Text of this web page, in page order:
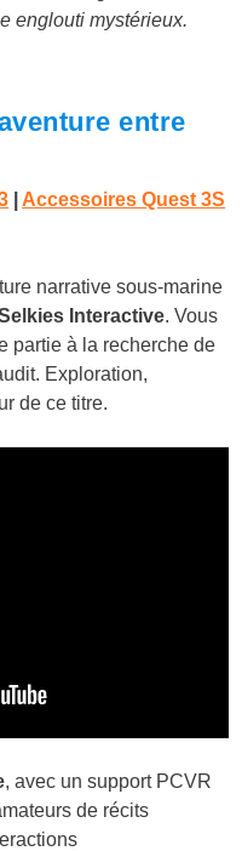
englouti mystérieux.
entre
Accessoires Quest 3S
narrative sous-marine
Interactive. Vous
partie à la recherche de
Exploration,
de ce titre.
, avec un support PCVR
de récits